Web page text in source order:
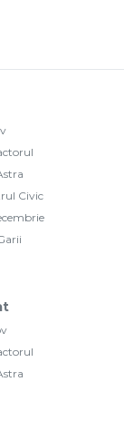
Civic